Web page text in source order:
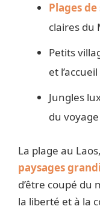
Plages
claires du
Petits
et
Jungles
du voyage
La plage au
paysages
d’être coupé du
la liberté et à la